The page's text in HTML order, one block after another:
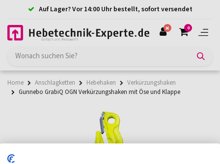
Auf Lager? Vor 14:00 Uhr bestellt, sofort versendet
0
Home Anschlagketten Hebehaken
Verkürzungshaken
Gunnebo GrabiQ OGN Verkürzungshaken mit Öse und Klappe